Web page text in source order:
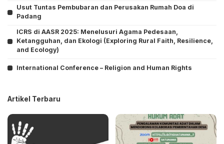
Usut Tuntas Pembubaran dan Perusakan Rumah Doa di
Padang
ICRS di AASR 2025: Menelusuri Agama Pedesaan,
Ketangguhan, dan Ekologi (Exploring Rural Faith, Resilience,
and Ecology)
International Conference – Religion and Human Rights
Artikel Terbaru